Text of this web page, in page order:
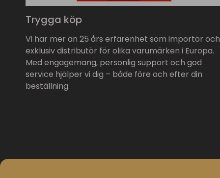
Trygga köp
Vi har mer än 25 års erfarenhet som importör och
exklusiv distributör för olika varumärken i Europa.
Med engagemang, personlig support och god
service hjälper vi dig – både före och efter din
beställning.